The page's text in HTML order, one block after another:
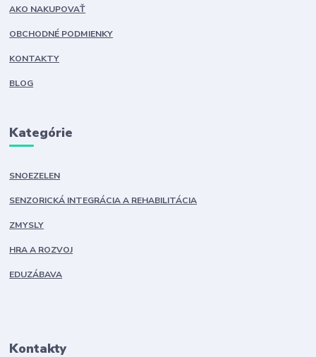
AKO NAKUPOVAŤ
OBCHODNÉ PODMIENKY
KONTAKTY
BLOG
Kategórie
SNOEZELEN
SENZORICKÁ INTEGRÁCIA A REHABILITÁCIA
ZMYSLY
HRA A ROZVOJ
EDUZÁBAVA
Kontakty